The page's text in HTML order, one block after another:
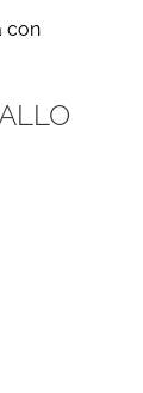
con